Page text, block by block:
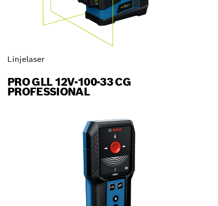
Linjelaser
PRO GLL 12V-100-33 CG
PROFESSIONAL